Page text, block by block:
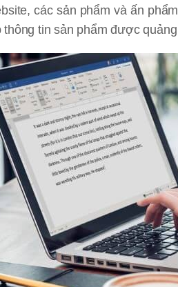
các sản phẩm và ấn
thông tin sản phẩm được